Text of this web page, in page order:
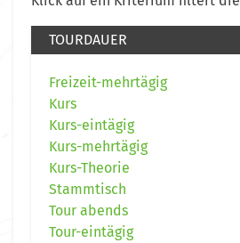
TOURDAUER
Freizeit-mehrtägig
Kurs
Kurs-eintägig
Kurs-mehrtägig
Kurs-Theorie
Stammtisch
Tour abends
Tour-eintägig